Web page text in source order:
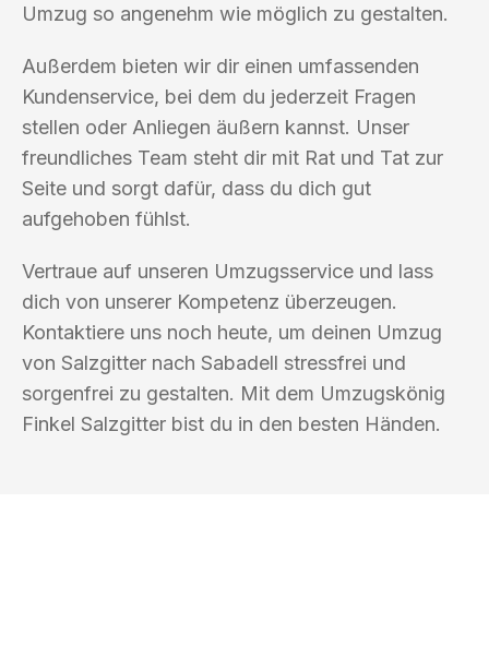
Umzug so angenehm wie möglich zu gestalten.
Außerdem bieten wir dir einen umfassenden
Kundenservice, bei dem du jederzeit Fragen
stellen oder Anliegen äußern kannst. Unser
freundliches Team steht dir mit Rat und Tat zur
Seite und sorgt dafür, dass du dich gut
aufgehoben fühlst.
Vertraue auf unseren Umzugsservice und lass
dich von unserer Kompetenz überzeugen.
Kontaktiere uns noch heute, um deinen Umzug
von Salzgitter nach Sabadell stressfrei und
sorgenfrei zu gestalten. Mit dem Umzugskönig
Finkel Salzgitter bist du in den besten Händen.